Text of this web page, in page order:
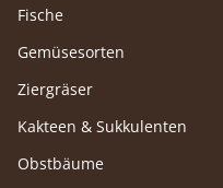
Fische
Gemüsesorten
Ziergräser
Kakteen & Sukkulenten
Obstbäume